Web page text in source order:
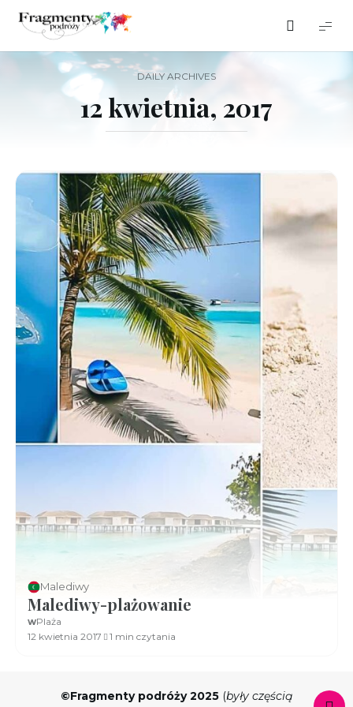
Fragmenty
podróży
DAILY ARCHIVES
12 kwietnia, 2017
Malediwy
Malediwy-plażowanie
wPlaża
12 kwietnia 2017
1 min czytania
©Fragmenty podróży 2025 (były częścią